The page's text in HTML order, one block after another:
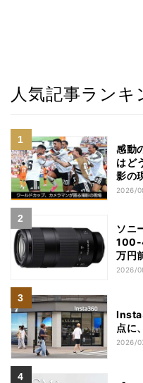
人気記事ランキ
感動
はど
影の
2026/
ソニ
100-
万円
2026/
点に
2026/